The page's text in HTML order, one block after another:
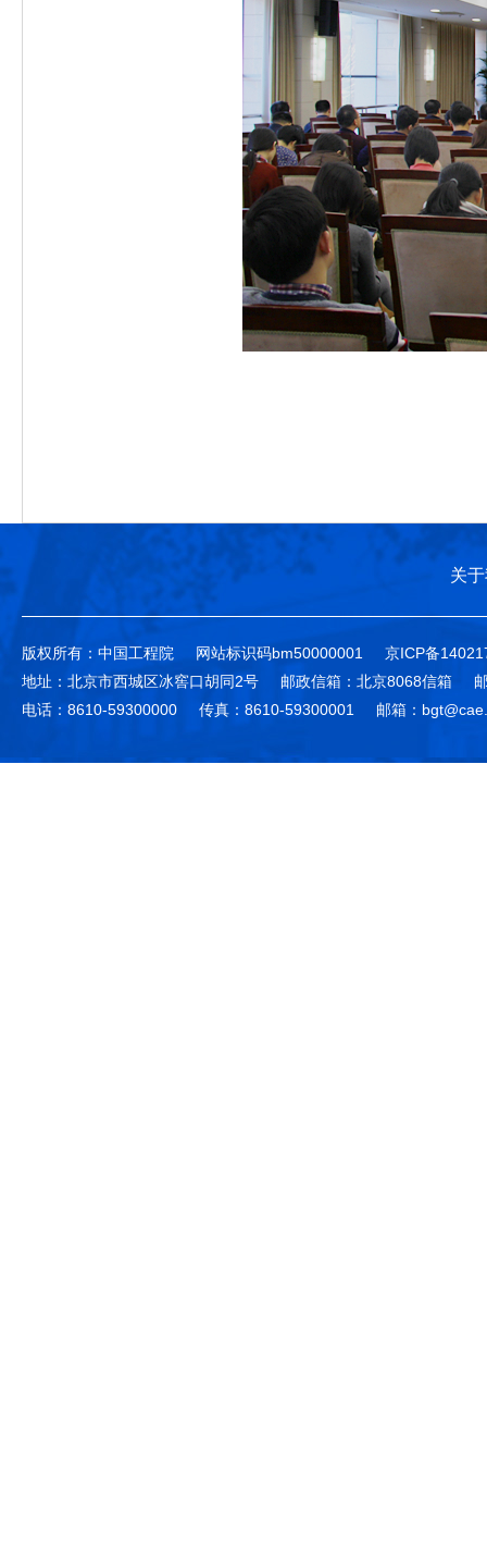
关
版权所有：中国工程院 网站标识码bm50000001
京ICP备
地址：北京市西城区冰窖口胡同2号
邮政信箱：北京8068信箱
电话：8610-59300000
传真：8610-59300001 邮箱：